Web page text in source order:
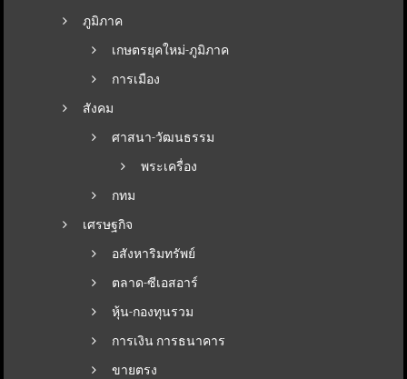
ภูมิภาค
เกษตรยุคใหม่-ภูมิภาค
การเมือง
สังคม
ศาสนา-วัฒนธรรม
พระเครื่อง
กทม
เศรษฐกิจ
อสังหาริมทรัพย์
ตลาด-ซีเอสอาร์
หุ้น-กองทุนรวม
การเงิน การธนาคาร
ขายตรง